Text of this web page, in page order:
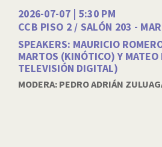
2026-07-07 | 5:30 PM
CCB PISO 2 / SALÓN 203 -
SPEAKERS: MAURICIO
MARTOS (KINÓTICO) Y MATEO
TELEVISIÓN DIGITAL)
MODERA: PEDRO ADRIÁN